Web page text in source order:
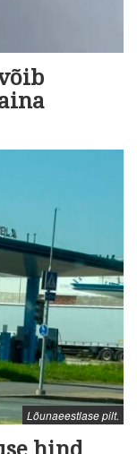
Lõunaeestlase pilt.